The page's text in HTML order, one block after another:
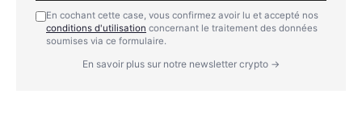
En cochant cette case, vous confirmez avoir lu et accepté nos
conditions d'utilisation concernant le traitement des données
soumises via ce formulaire.
En savoir plus sur notre newsletter crypto →